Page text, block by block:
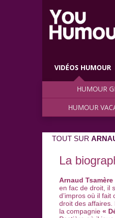
VIDÉOS HUMOUR
HUMOUR
HUMOUR
TOUT SUR
La
Arnaud Tsamère
en fac de droit, il
d’impros où il
droit des affaires.
la compagnie «